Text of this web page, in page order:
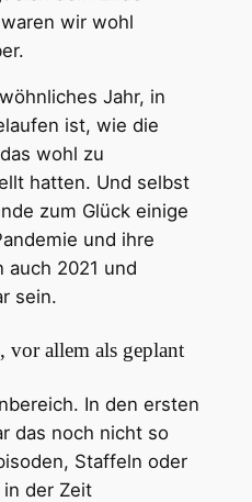
wir wohl
Jahr, in
ist, wie die
wohl zu
hatten. Und selbst
zum Glück einige
und ihre
auch 2021 und
sein.
vor allem als geplant
In den ersten
das noch nicht so
Staffeln oder
der Zeit